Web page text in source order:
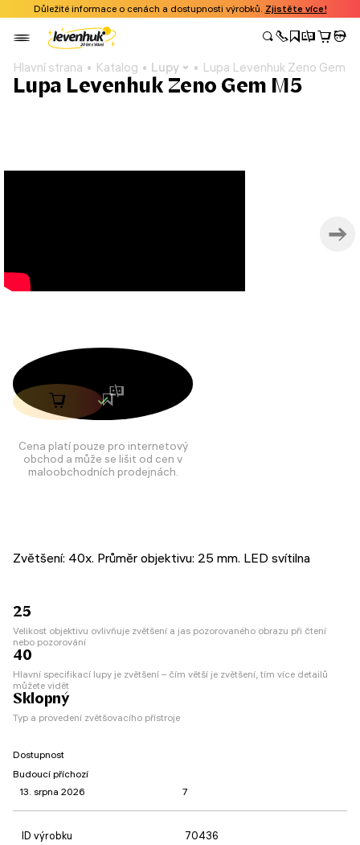
Důležité informace o cenách a dostupnosti výrobků. Zjistěte více!
Hlavní strana Katalog Lupy Lupa Levenhuk Zeno Gem
Lupa Levenhuk Zeno Gem M5
Cena platí pouze pro internetový
obchod a může se lišit od cen v
maloobchodních prodejnách.
Zvětšení: 40x. Průměr objektivu: 25 mm. LED svítilna
25
Velikost objektivu ovlivňuje zvětšení a jas pozorovaného obrazu při čtení
nebo pozorování
40
Hlavní specifikací lupy je zvětšení – čím větší je zvětšení, tím více detailů
můžete vidět
Sklopný
Typ a provedení zvětšovacího přístroje
Dostupnost
Budoucí příchozí
13. srpna 2026
7
ID výrobku
70436